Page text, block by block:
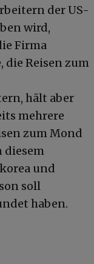
der US-
wird,
Firma
die Reisen zum
hält aber
mehrere
zum Mond
diesem
und
soll
haben.